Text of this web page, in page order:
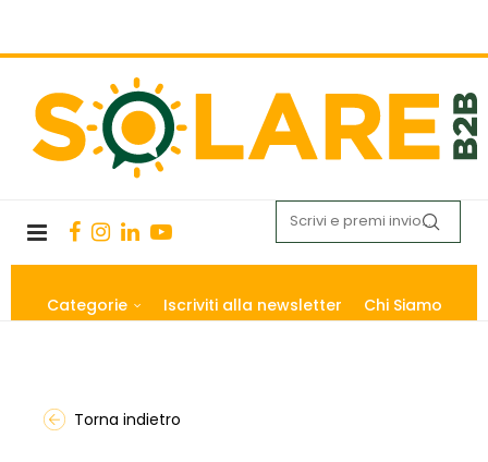
Categorie Iscriviti alla newsletter Chi Siamo
Torna indietro